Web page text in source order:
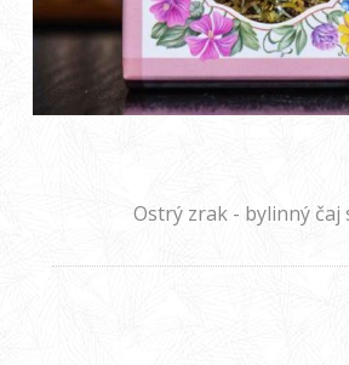
Ostrý zrak - bylinný čaj